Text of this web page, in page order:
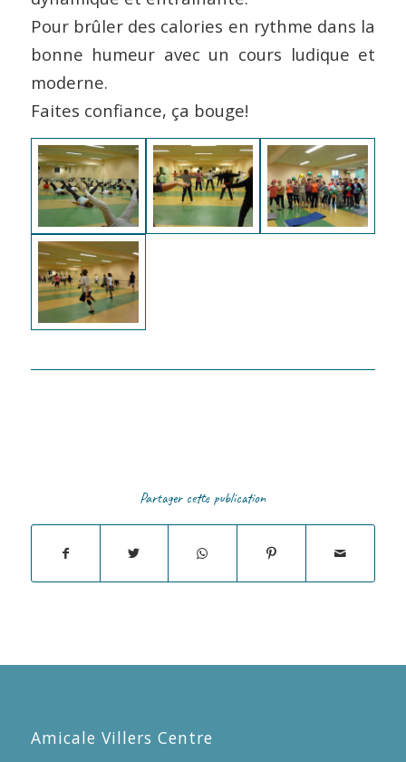
Pour brûler des calories en rythme dans la
bonne humeur avec un cours ludique et
moderne.
Faites confiance, ça bouge!
Partager cette publication
Amicale Villers Centre